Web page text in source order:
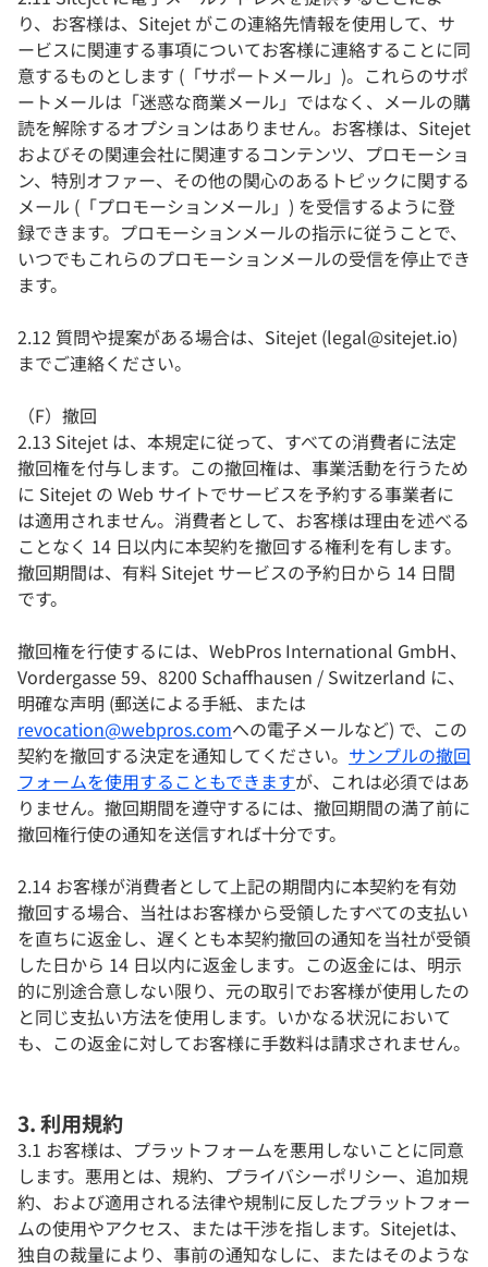
り、お客様は、Sitejet がこの連絡先情報を使用して、サ
ービスに関連する事項についてお客様に連絡することに同
意するものとします (「サポートメール」)。これらのサポ
ートメールは「迷惑な商業メール」ではなく、メールの購
読を解除するオプションはありません。お客様は、Sitejet
およびその関連会社に関連するコンテンツ、プロモーショ
ン、特別オファー、その他の関心のあるトピックに関する
メール (「プロモーションメール」) を受信するように登
録できます。プロモーションメールの指示に従うことで、
いつでもこれらのプロモーションメールの受信を停止でき
ます。
2.12 質問や提案がある場合は、Sitejet (legal@sitejet.io)
までご連絡ください。
（F）撤回
2.13 Sitejet は、本規定に従って、すべての消費者に法定
撤回権を付与します。この撤回権は、事業活動を行うため
に Sitejet の Web サイトでサービスを予約する事業者に
は適用されません。消費者として、お客様は理由を述べる
ことなく 14 日以内に本契約を撤回する権利を有します。
撤回期間は、有料 Sitejet サービスの予約日から 14 日間
です。
撤回権を行使するには、WebPros International GmbH、
Vordergasse 59、8200 Schaffhausen / Switzerland に、
明確な声明 (郵送による手紙、または
revocation@webpros.comへの電子メールなど) で、この
契約を撤回する決定を通知してください。 サンプルの撤回
フォームを使用することもできますが、これは必須ではあ
りません。撤回期間を遵守するには、撤回期間の満了前に
撤回権行使の通知を送信すれば十分です。
2.14 お客様が消費者として上記の期間内に本契約を有効
撤回する場合、当社はお客様から受領したすべての支払い
を直ちに返金し、遅くとも本契約撤回の通知を当社が受領
した日から 14 日以内に返金します。この返金には、明示
的に別途合意しない限り、元の取引でお客様が使用したの
と同じ支払い方法を使用します。いかなる状況において
も、この返金に対してお客様に手数料は請求されません。
3. 利用規約
3.1 お客様は、プラットフォームを悪用しないことに同意
します。悪用とは、規約、プライバシーポリシー、追加規
約、および適用される法律や規制に反したプラットフォー
ムの使用やアクセス、または干渉を指します。Sitejetは、
独自の裁量により、事前の通知なしに、またはそのような